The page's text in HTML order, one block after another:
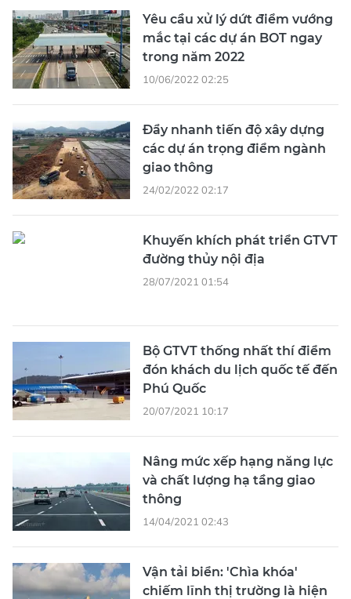
Yêu cầu xử lý dứt điểm vướng
mắc tại các dự án BOT ngay
trong năm 2022
10/06/2022 02:25
Đẩy nhanh tiến độ xây dựng
các dự án trọng điểm ngành
giao thông
24/02/2022 02:17
Khuyến khích phát triển GTVT
đường thủy nội địa
28/07/2021 01:54
Bộ GTVT thống nhất thí điểm
đón khách du lịch quốc tế đến
Phú Quốc
20/07/2021 10:17
Nâng mức xếp hạng năng lực
và chất lượng hạ tầng giao
thông
14/04/2021 02:43
Vận tải biển: 'Chìa khóa'
chiếm lĩnh thị trường là hiện